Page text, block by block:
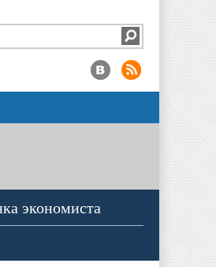
экономиста